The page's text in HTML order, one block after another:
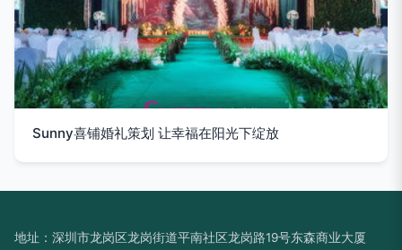
Sunny喜铺婚礼策划 让幸福在阳光下绽放
地址：深圳市龙岗区龙岗街道平南社区龙岗路19号东森商业大厦